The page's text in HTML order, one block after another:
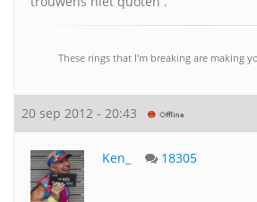
These rings that I'm breaking are making
20 sep 2012 - 20:43
Ken_ 18305